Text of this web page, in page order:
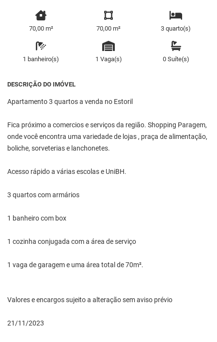
70,00 m² 70,00 m² 3 quarto(s)
1 banheiro(s) 1 Vaga(s) 0 Suíte(s)
DESCRIÇÃO DO IMÓVEL
Apartamento 3 quartos a venda no Estoril
Fica próximo a comercios e serviços da região. Shopping Paragem,
onde você encontra uma variedade de lojas , praça de alimentação,
boliche, sorveterias e lanchonetes.
Acesso rápido a várias escolas e UniBH.
3 quartos com armários
1 banheiro com box
1 cozinha conjugada com a área de serviço
1 vaga de garagem e uma área total de 70m².
Valores e encargos sujeito a alteração sem aviso prévio
21/11/2023